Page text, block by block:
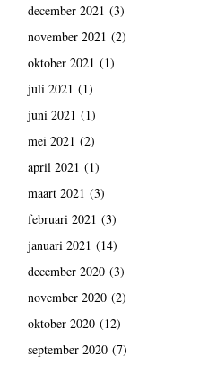
december 2021 (3)
november 2021 (2)
oktober 2021 (1)
juli 2021 (1)
juni 2021 (1)
mei 2021 (2)
april 2021 (1)
maart 2021 (3)
februari 2021 (3)
januari 2021 (14)
december 2020(3)
november 2020(2)
oktober 2020(12)
september 2020(7)